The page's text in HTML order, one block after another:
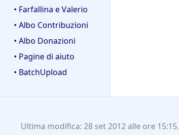
• Farfallina e Valerio
• Albo Contribuzioni
• Albo Donazioni
• Pagine di aiuto
• BatchUpload
Ultima modifica: 28 set 2012 alle ore 15:15.